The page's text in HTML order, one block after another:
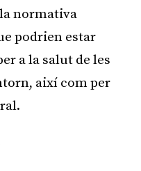
normativa
podrien estar
a la salut de les
així com per